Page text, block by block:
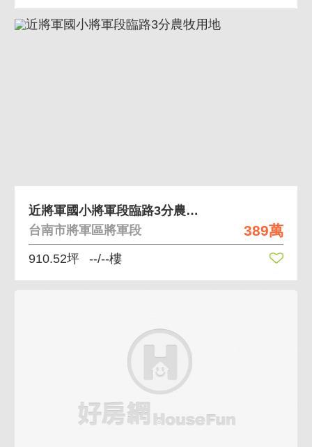
389萬
近將軍國小將軍段臨路3分農牧用地
台南市將軍區將軍段
910.52坪 --/--樓